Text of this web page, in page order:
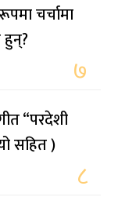
चर्चामा
७
“परदेशी
सहित )
८